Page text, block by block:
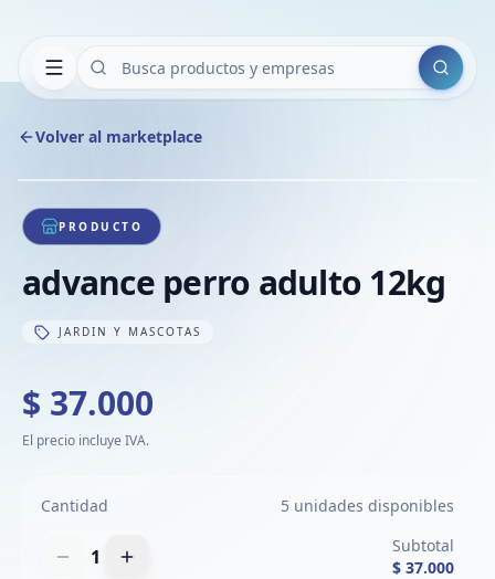
Buscar
Volver al marketplace
1/1
PRODUCTO
advance perro adulto 12kg
JARDIN Y MASCOTAS
$ 37.000
El precio incluye IVA.
Cantidad 5 unidades disponibles
1
Subtotal
$ 37.000